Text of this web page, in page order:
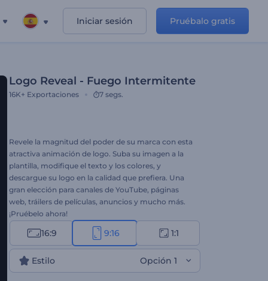
Iniciar sesión Pruébalo gratis
Logo Reveal - Fuego Intermitente
16K+ Exportaciones 7 segs.
Revele la magnitud del poder de su marca con esta
atractiva animación de logo. Suba su imagen a la
plantilla, modifique el texto y los colores, y
descargue su logo en la calidad que prefiera. Una
gran elección para canales de YouTube, páginas
web, tráilers de películas, anuncios y mucho más.
¡Pruébelo ahora!
16:9 9:16 1:1
Estilo Opción 1